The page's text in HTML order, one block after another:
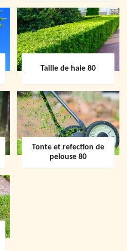
Taille de haie 80
Tonte et refection de
pelouse 80